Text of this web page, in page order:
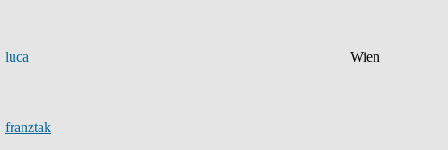
luca Wien
franztak